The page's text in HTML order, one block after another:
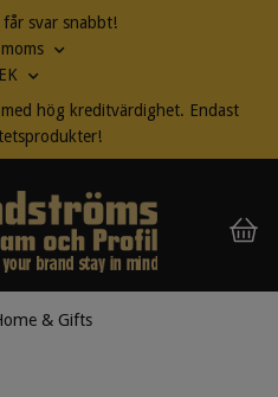
får svar snabbt!
hög kreditvärdighet. Endast
& Gifts